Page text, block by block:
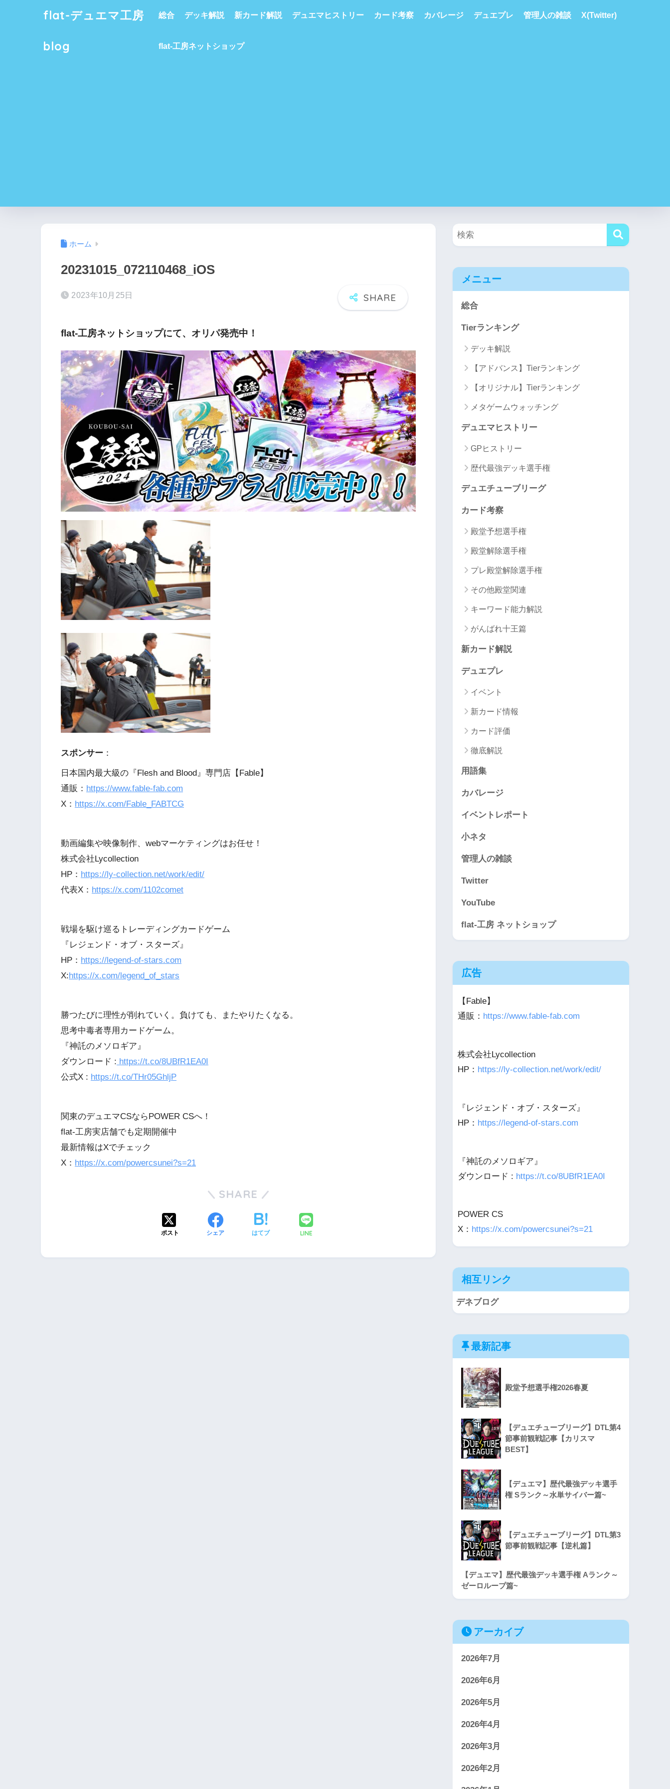
flat-デュエマ工房
blog
総合 デッキ解説 新カード解説 デュエマヒストリー カード考察 カバレージ デュエプレ 管理人の雑談 X(Twitter)
flat-工房ネットショップ
ホーム
20231015_072110468_iOS
2023年10月25日
flat-工房ネットショップにて、オリパ発売中！
スポンサー ：
日本国内最大級の『Flesh and Blood』専門店【Fable】
通販： https://www.fable-fab.com
X： https://x.com/Fable_FABTCG
動画編集や映像制作、webマーケティングはお任せ！
株式会社Lycollection
HP： https://ly-collection.net/work/edit/
代表X： https://x.com/1102comet
戦場を駆け巡るトレーディングカードゲーム
『レジェンド・オブ・スターズ』
HP： https://legend-of-stars.com
X:https://x.com/legend_of_stars
勝つたびに理性が削れていく。負けても、またやりたくなる。
思考中毒者専用カードゲーム。
『神託のメソロギア』
ダウンロード : https://t.co/8UBfR1EA0I
公式X : https://t.co/THr05GhljP
関東のデュエマCSならPOWER CSへ！
flat-工房実店舗でも定期開催中
最新情報はXでチェック
X： https://x.com/powercsunei?s=21
SHARE
ポスト シェア はてブ LINE
メニュー
総合
Tierランキング
デッキ解説
【アドバンス】Tierランキング
【オリジナル】Tierランキング
メタゲームウォッチング
デュエマヒストリー
GPヒストリー
歴代最強デッキ選手権
デュエチューブリーグ
カード考察
殿堂予想選手権
殿堂解除選手権
プレ殿堂解除選手権
その他殿堂関連
キーワード能力解説
がんばれ十王篇
新カード解説
デュエプレ
イベント
新カード情報
カード評価
徹底解説
用語集
カバレージ
イベントレポート
小ネタ
管理人の雑談
Twitter
YouTube
flat-工房 ネットショップ
広告
【Fable】
通販： https://www.fable-fab.com
株式会社Lycollection
HP： https://ly-collection.net/work/edit/
『レジェンド・オブ・スターズ』
HP： https://legend-of-stars.com
『神託のメソロギア』
ダウンロード : https://t.co/8UBfR1EA0I
POWER CS
X： https://x.com/powercsunei?s=21
相互リンク
デネブログ
最新記事
殿堂予想選手権2026春夏
【デュエチューブリーグ】DTL第4
節事前観戦記事【カリスマ
BEST】
【デュエマ】歴代最強デッキ選手
権 Sランク～水単サイバー篇~
【デュエチューブリーグ】DTL第3
節事前観戦記事【逆札篇】
【デュエマ】歴代最強デッキ選手権 Aランク～
ゼーロループ篇~
アーカイブ
2026年7月
2026年6月
2026年5月
2026年4月
2026年3月
2026年2月